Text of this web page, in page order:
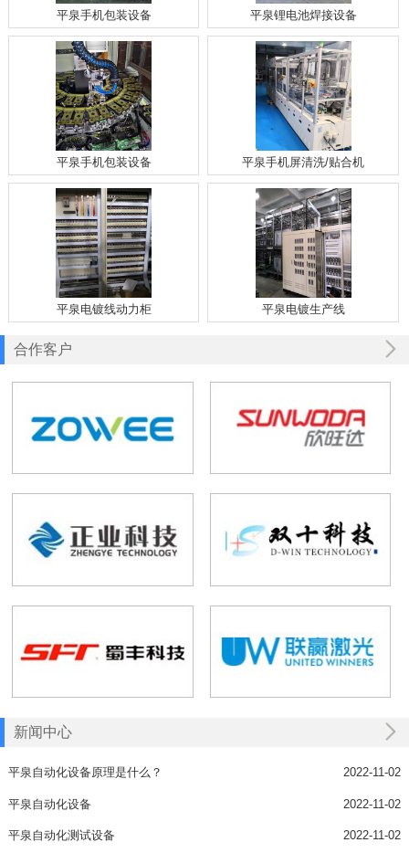
平泉手机包装设备 平泉锂电池焊接设备
平泉手机包装设备 平泉手机屏清洗/贴合机
平泉电镀线动力柜 平泉电镀生产线
合作客户
新闻中心
平泉自动化设备原理是什么？ 2022-11-02
平泉自动化设备 2022-11-02
平泉自动化测试设备 2022-11-02